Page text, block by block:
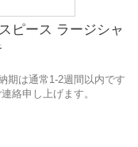
ピース ラージシャ
期は通常1-2週間以内です
絡申し上げます。